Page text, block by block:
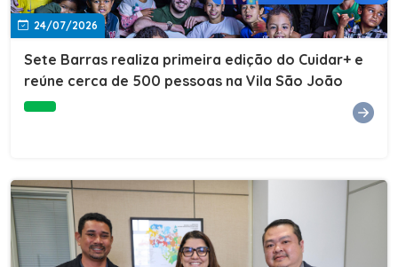
24/07/2026
Sete Barras realiza primeira edição do Cuidar+ e
reúne cerca de 500 pessoas na Vila São João